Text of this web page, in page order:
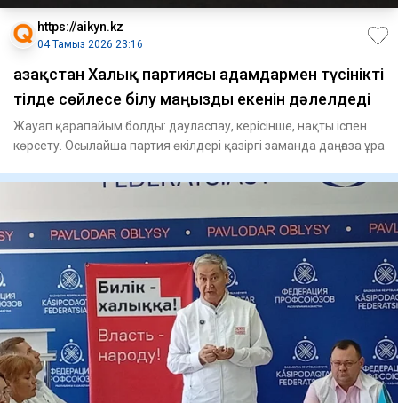
https://aikyn.kz
04 Тамыз 2026 23:16
Қазақстан Халық партиясы адамдармен түсінікті
тілде сөйлесе білу маңызды екенін дәлелдеді
Жауап қарапайым болды: дауласпау, керісінше, нақты іспен
көрсету. Осылайша партия өкілдері қазіргі заманда даңғаза ұра